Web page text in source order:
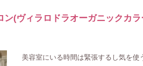
(ヴィラロドラオーガニックカラ
美容室にいる時間は緊張するし気を使